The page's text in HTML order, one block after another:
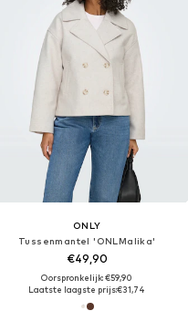
ONLY
Tussenmantel 'ONLMalika'
€49,90
Oorspronkelijk: €59,90
Laatste laagste prijs:€31,74